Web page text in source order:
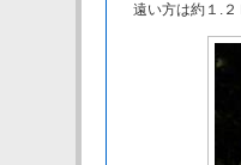
遠い方は約１.２